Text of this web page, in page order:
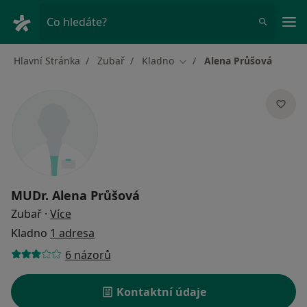
Co hledáte?
Hlavní Stránka Zubař Kladno Změna města
Alena Průšová
MUDr. Alena Průšová
Zubař · Více
Kladno 1 adresa
6 názorů
Kontaktní údaje